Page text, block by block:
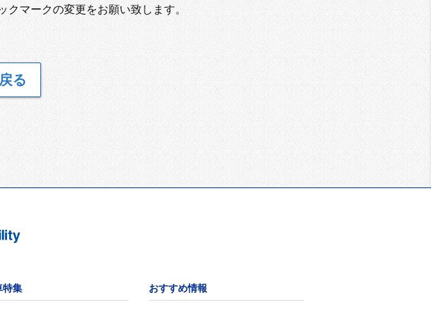
マークの変更をお願い致します。
る
特集 おすすめ情報